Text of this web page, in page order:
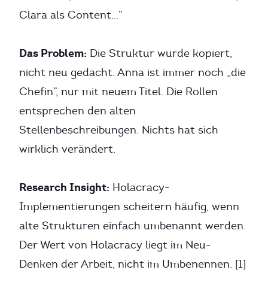
Clara als Content…”
Das Problem: Die Struktur wurde kopiert,
nicht neu gedacht. Anna ist immer noch „die
Chefin”, nur mit neuem Titel. Die Rollen
entsprechen den alten
Stellenbeschreibungen. Nichts hat sich
wirklich verändert.
Research Insight: Holacracy-
Implementierungen scheitern häufig, wenn
alte Strukturen einfach umbenannt werden.
Der Wert von Holacracy liegt im Neu-
Denken der Arbeit, nicht im Umbenennen. [1]